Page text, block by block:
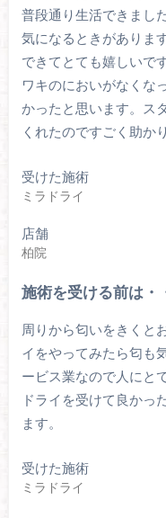
普段通り生活できまし
気になるときがありま
できてとても嬉しいで
ワキのにおいがなくな
かったと思います。ス
くれたのですごく助か
受けた施術
ミラドライ
店舗
柏院
施術を受ける前は・
周りから匂いをきくと
イをやってみたら匂も
ービス業なので人にと
ドライを受けて良かっ
ます。
受けた施術
ミラドライ